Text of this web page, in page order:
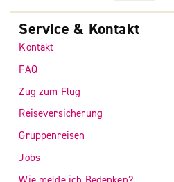
Service & Kontakt
Kontakt
FAQ
Zug zum Flug
Reiseversicherung
Gruppenreisen
Jobs